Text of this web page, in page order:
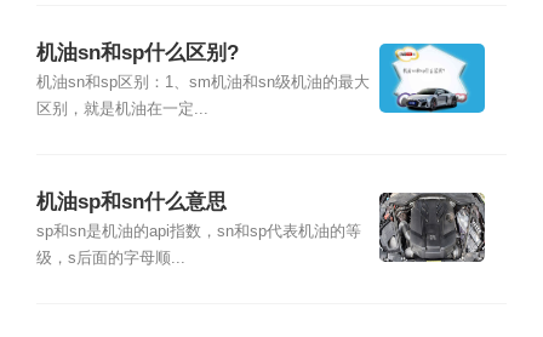
机油sn和sp什么区别?
机油sn和sp区别：1、sm机油和sn级机油的最大
区别，就是机油在一定...
机油sp和sn什么意思
sp和sn是机油的api指数，sn和sp代表机油的等
级，s后面的字母顺...